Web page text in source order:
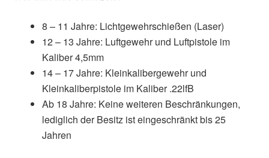
8 – 11 Jahre: Lichtgewehrschießen (Laser)
12 – 13 Jahre: Luftgewehr und Luftpistole im
Kaliber 4,5mm
14 – 17 Jahre: Kleinkalibergewehr und
Kleinkaliberpistole im Kaliber .22lfB
Ab 18 Jahre: Keine weiteren Beschränkungen,
lediglich der Besitz ist eingeschränkt bis 25
Jahren